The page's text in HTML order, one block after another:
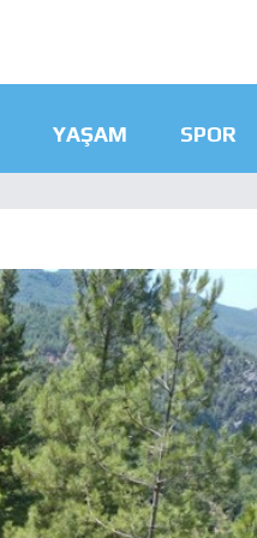
YAŞAM SPOR